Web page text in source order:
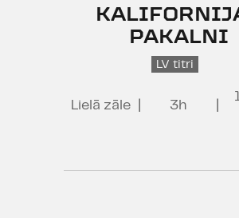
PAKALNI
LV titri
Lielā zāle 3h